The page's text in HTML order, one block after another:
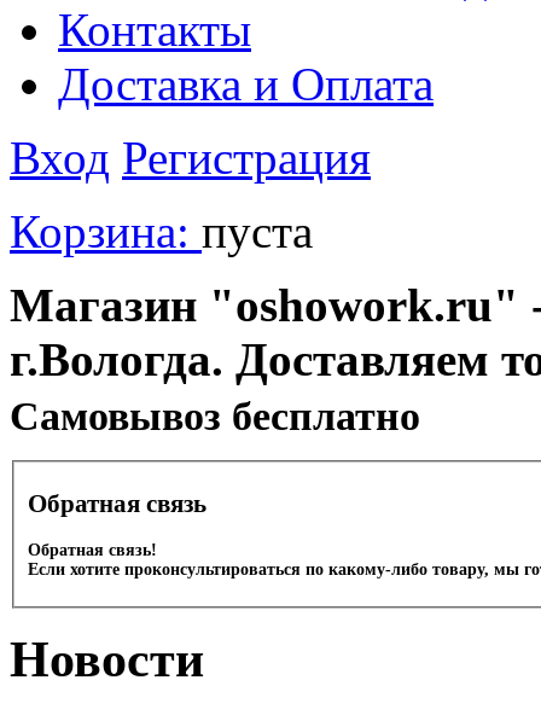
Контакты
Доставка и Оплата
Вход Регистрация
Корзина: пуста
Магазин "oshowork.ru"
г.Вологда. Доставляем
Cамовывоз бесплатно
Обратная связь
Обратная связь!
Если хотите проконсультироваться по какому-либо товару, мы
Новости